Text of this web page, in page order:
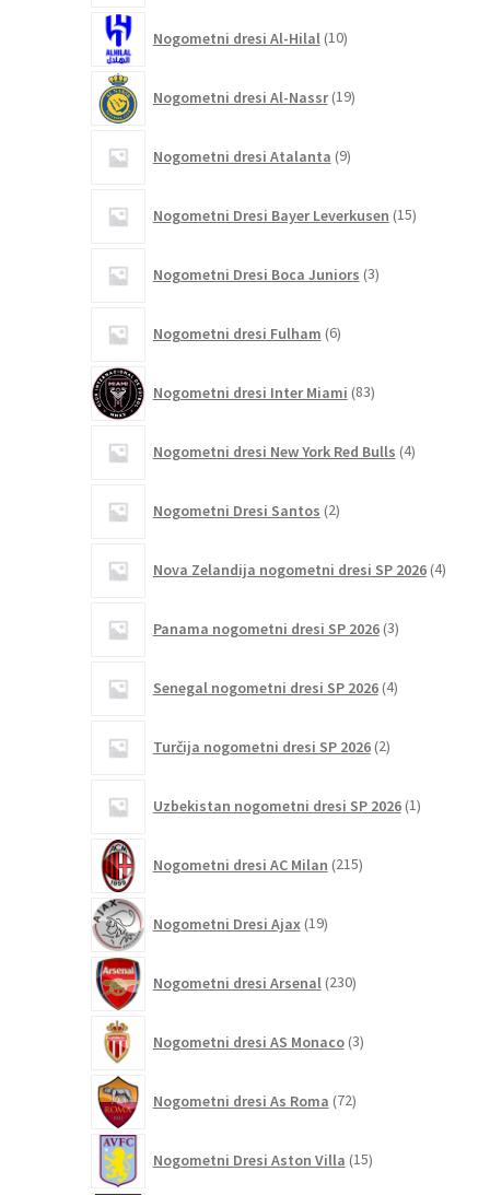
Nogometni dresi Al-Hilal 10izdelkov
Nogometni dresi Al-Nassr 19izdelkov
Nogometni dresi Atalanta 9izdelkov
Nogometni Dresi Bayer Leverkusen 15izdelkov
Nogometni Dresi Boca Juniors 3izdelki
Nogometni dresi Fulham 6izdelkov
Nogometni dresi Inter Miami 83izdelkov
Nogometni dresi New York Red Bulls 4izdelki
Nogometni Dresi Santos 2izdelka
Nova Zelandija nogometni dresi SP 2026 4izdelki
Panama nogometni dresi SP 2026 3izdelki
Senegal nogometni dresi SP 2026 4izdelki
Turčija nogometni dresi SP 2026 2izdelka
Uzbekistan nogometni dresi SP 2026 1izdelek
Nogometni dresi AC Milan 215izdelkov
Nogometni Dresi Ajax 19izdelkov
Nogometni dresi Arsenal 230izdelkov
Nogometni dresi AS Monaco 3izdelki
Nogometni dresi As Roma 72izdelkov
Nogometni Dresi Aston Villa 15izdelkov